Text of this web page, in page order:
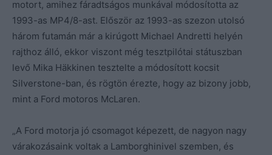
motort, amihez fáradtságos munkával módosította az
1993-as MP4/8-ast. Először az 1993-as szezon utolsó
három futamán már a kirúgott Michael Andretti helyén
rajthoz álló, ekkor viszont még tesztpilótai státuszban
levő Mika Häkkinen tesztelte a módosított kocsit
Silverstone-ban, és rögtön érezte, hogy az bizony jobb,
mint a Ford motoros McLaren.
„A Ford motorja jó csomagot képezett, de nagyon nagy
várakozásaink voltak a Lamborghinivel szemben, és